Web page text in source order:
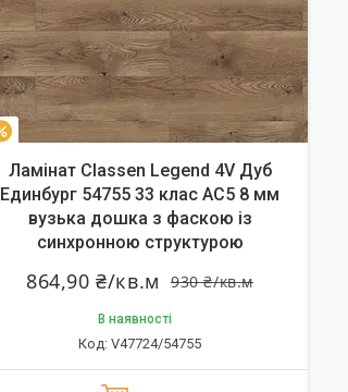
Ламінат Classen Legend 4V Дуб
Единбург 54755 33 клас AC5 8 мм
вузька дошка з фаскою із
синхронною структурою
930 ₴/кв.м
864,90 ₴/кв.м
В наявності
V47724/54755